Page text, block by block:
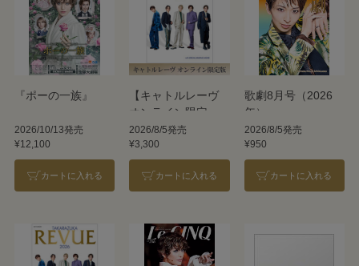
『ポーの一族』
2026/10/13発売
¥12,100
カートに入れる
【キャトルレーヴ
オンライン限定
版】TAKARAZUKA
REVUE 2026
2026/8/5発売
¥3,300
カートに入れる
歌劇8月号（2026
年）
2026/8/5発売
¥950
カートに入れる